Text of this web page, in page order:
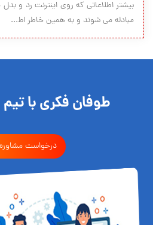
مبادله مي شوند و به همين خاطر اط...
طوفان فکری با
درخواست مشاوره